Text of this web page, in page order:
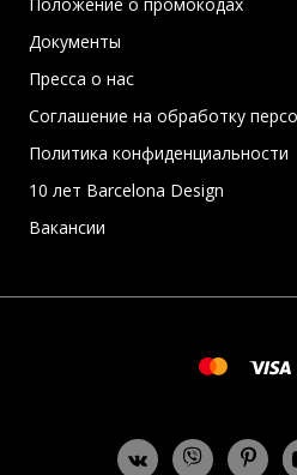
Документы
Пресса о нас
Соглашение на обработку
Политика конфиденциальности
10 лет Barcelona Design
Вакансии